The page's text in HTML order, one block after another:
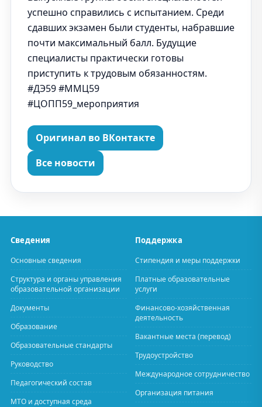
успешно справились с испытанием. Среди
сдавших экзамен были студенты, набравшие
почти максимальный балл. Будущие
специалисты практически готовы
приступить к трудовым обязанностям.
#ДЭ59 #ММЦ59
#ЦОПП59_мероприятия
Оригинал во ВКонтакте
Все новости
Сведения
Основные сведения
Структура и органы управления
образовательной организации
Документы
Образование
Образовательные стандарты
Руководство
Педагогический состав
МТО и доступная среда
Поддержка
Стипендия и меры поддержки
Платные образовательные
услуги
Финансово-хозяйственная
деятельность
Вакантные места (перевод)
Трудоустройство
Международное сотрудничество
Организация питания